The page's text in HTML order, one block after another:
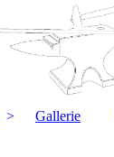
Gallerie